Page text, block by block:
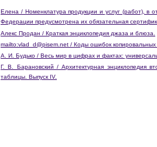
Елена / Номенклатура продукции и услуг (работ), в
Федерации предусмотрена их обязательная
Алекс Продан / Краткая энциклопедия джаза и блюза.
mailto:vlad_d@pisem.net / Коды ошибок копировальных
А. И. Будько / Весь мир в цифрах и фактах:
Г. В. Барановский / Архитектурная энциклопедия
таблицы. Выпуск IV.